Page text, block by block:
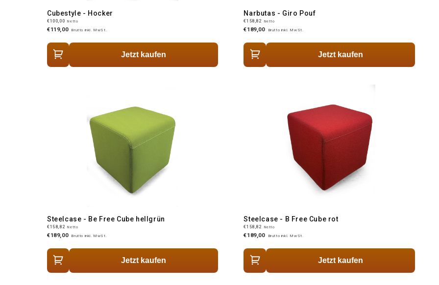
Cubestyle - Hocker
€100,00 Netto
€119,00 Brutto inkl. MwSt.
Jetzt kaufen
Narbutas - Giro Pouf
€158,82 Netto
€189,00 Brutto inkl. MwSt.
Jetzt kaufen
Steelcase - Be Free Cube hellgrün
€158,82 Netto
€189,00 Brutto inkl. MwSt.
Jetzt kaufen
Steelcase - B Free Cube rot
€158,82 Netto
€189,00 Brutto inkl. MwSt.
Jetzt kaufen